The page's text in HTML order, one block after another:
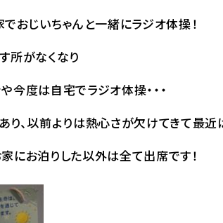
でおじいちゃんと一緒にラジオ体操！
所がなくなり
今度は自宅でラジオ体操・・・
り、以前よりは熱心さが欠けてきて最近
にお泊りした以外は全て出席です！